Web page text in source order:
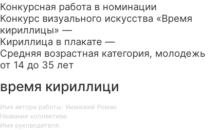
Конкурсная работа в номинации
Конкурс визуального искусства «Время
кириллицы» —
Кириллица в плакате —
Средняя возрастная категория, молодежь
от 14 до 35 лет
время кириллици
Имя автора работы: Уманский Роман
Название коллектива:
Имя руководителя: